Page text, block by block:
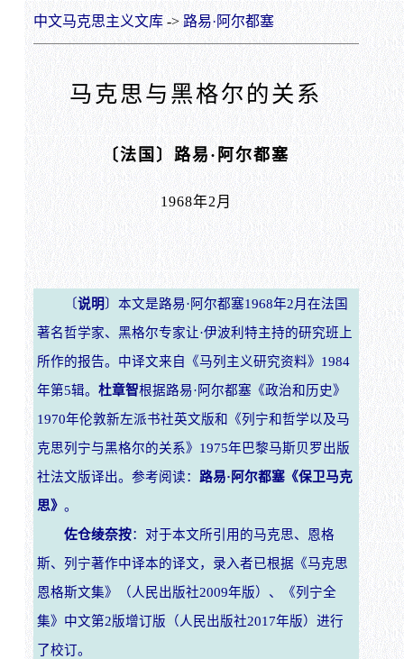
中文马克思主义文库-> 路易·阿尔都塞
马克思与黑格尔的关系
〔法国〕路易·阿尔都塞
1968年2月
〔说明〕本文是路易·阿尔都塞1968年2月在法国
著名哲学家、黑格尔专家让·伊波利特主持的研究班上
所作的报告。中译文来自《马列主义研究资料》1984
年第5辑。 杜章智根据路易·阿尔都塞《政治和历史》
1970年伦敦新左派书社英文版和《列宁和哲学以及马
克思列宁与黑格尔的关系》1975年巴黎马斯贝罗出版
社法文版译出。参考阅读： 路易·阿尔都塞《保卫马克
思》 。
佐仓绫奈按：对于本文所引用的马克思、恩格
斯、列宁著作中译本的译文，录入者已根据《马克思
恩格斯文集》（人民出版社2009年版）、《列宁全
集》中文第2版增订版（人民出版社2017年版）进行
了校订。